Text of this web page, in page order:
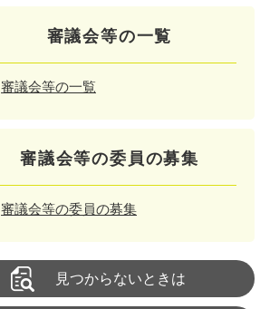
審議会等の一覧
審議会等の一覧
審議会等の委員の募集
審議会等の委員の募集
見つからないときは